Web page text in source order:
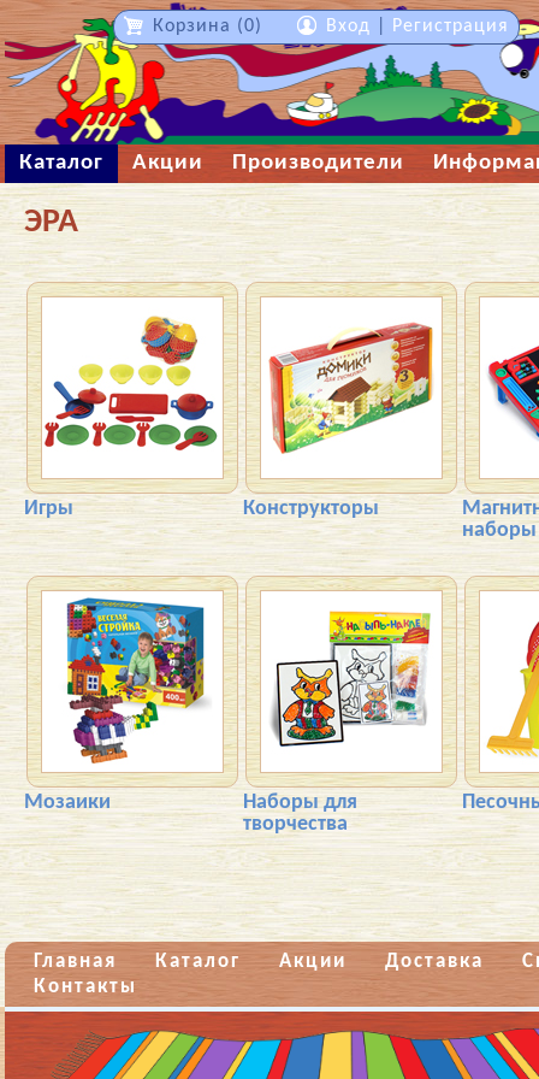
Каталог Акции Производители
ЭРА
Игры Конструкторы
наборы
Мозаики
Наборы для
творчества
Главная Каталог Акции Доставка
Контакты
Корзина (0) Вход Регистрация